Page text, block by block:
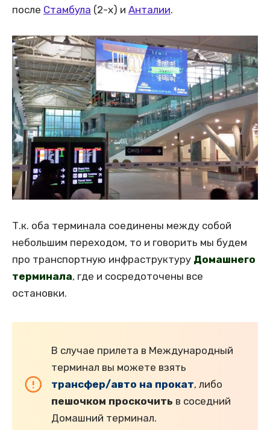
после Стамбула (2-х) и Анталии.
Т.к. оба терминала соединены между собой
небольшим переходом, то и говорить мы будем
про транспортную инфраструктуру Домашнего
терминала, где и сосредоточены все
остановки.
В случае прилета в Международный
терминал вы можете взять
трансфер/авто на прокат, либо
пешочком проскочить в соседний
Домашний терминал.